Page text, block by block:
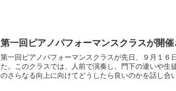
第一回ピアノパフォーマンスクラスが開催
第一回ピアノパフォーマンスクラスが先日、９月１６
た。このクラスでは、人前で演奏し、門下の違いや生
のさらなる向上に向けてどうしたら良いのかを話し合